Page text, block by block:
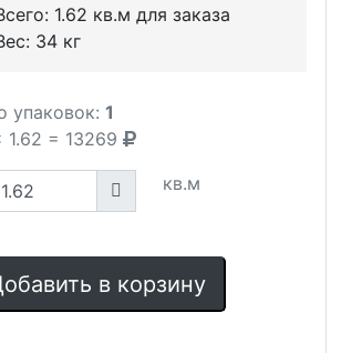
1.62 кв.м для заказа
34 кг
упаковок: 1
1.62 = 13269
кв.м
в корзину